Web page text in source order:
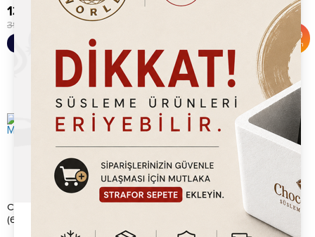
139,920.00TL
396,000.00
59
İndirim
133,344.00
Chocoworld Süper Waffle Mix
(648kg)
Karamel Waffle Sos (720kg)